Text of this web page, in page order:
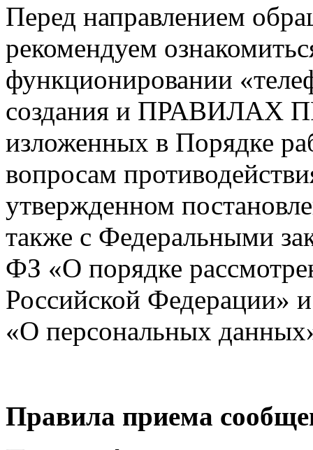
Перед направлением
рекомендуем
функционировании
создания и
изложенных в Порядке
вопросам
утвержденном
также с Федеральными
ФЗ «О порядке
Российской Федерации»
«О персональных
Правила приема